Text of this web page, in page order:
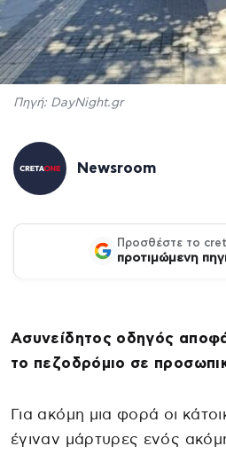
Πηγή: DayNight.gr
Newsroom
Προσθέστε το
προτιμώμενη
Ασυνείδητος οδηγός
το πεζοδρόμιο σε
Για ακόμη μια φορά οι
έγιναν μάρτυρες ενός